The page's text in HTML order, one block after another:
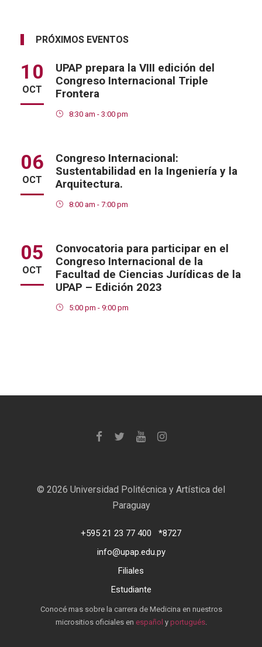
PRÓXIMOS EVENTOS
10
OCT
UPAP prepara la VIII edición del
Congreso Internacional Triple
Frontera
8:30 am - 3:00 pm
06
OCT
Congreso Internacional:
Sustentabilidad en la Ingeniería y la
Arquitectura.
8:00 am - 7:00 pm
05
OCT
Convocatoria para participar en el
Congreso Internacional de la
Facultad de Ciencias Jurídicas de la
UPAP – Edición 2023
5:00 pm - 9:00 pm
© 2026 Universidad Politécnica y Artística del
Paraguay
+595 21 23 77 400
*8727
info@upap.edu.py
Filiales
Estudiante
Conocé mas sobre la carrera de Medicina en nuestros
micrositios oficiales en español y portugués.